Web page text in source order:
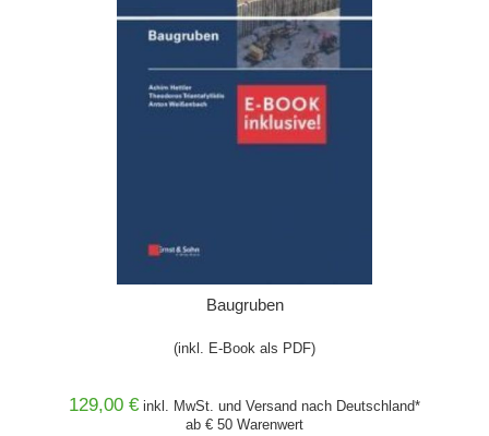
Baugruben
(inkl. E-Book als PDF)
129,00 € inkl. MwSt. undVersand nach Deutschland*
ab € 50 Warenwert